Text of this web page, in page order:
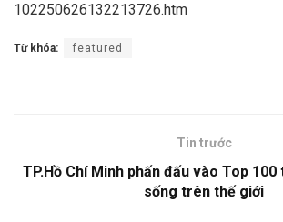
102250626132213726.htm
Từ khóa: featured
Tin trước
TP.Hồ Chí Minh phấn đấu vào Top 100
sống trên thế giới